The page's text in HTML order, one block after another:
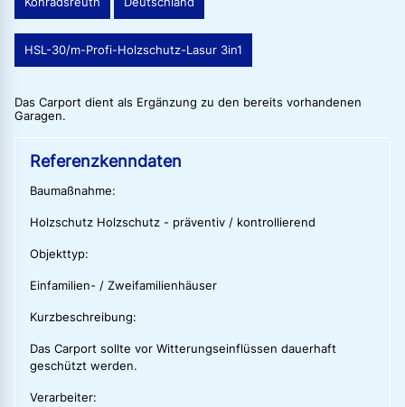
HSL-30/m-Profi-Holzschutz-Lasur 3in1
Das Carport dient als Ergänzung zu den bereits vorhandenen
Garagen.
Referenzkenndaten
Baumaßnahme:
Holzschutz Holzschutz - präventiv / kontrollierend
Objekttyp:
Einfamilien- / Zweifamilienhäuser
Kurzbeschreibung:
Das Carport sollte vor Witterungseinflüssen dauerhaft
geschützt werden.
Verarbeiter: